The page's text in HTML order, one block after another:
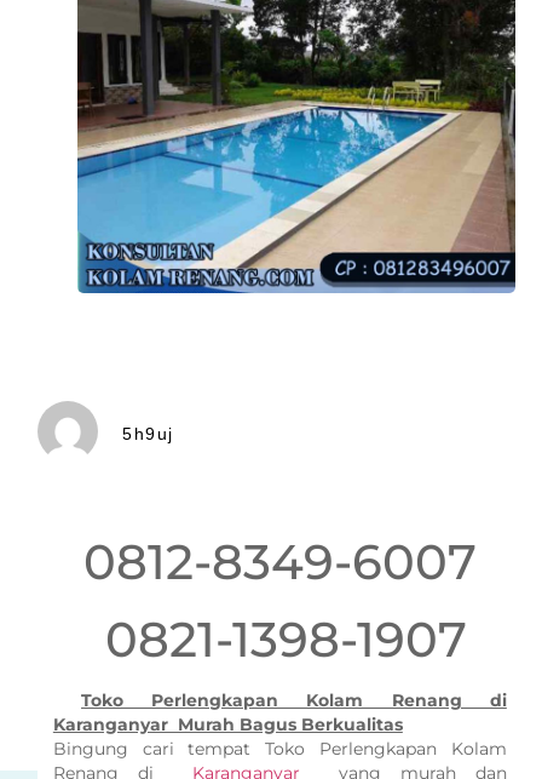
5h9uj
0812-8349-6007
0821-1398-1907
Toko Perlengkapan Kolam Renang di
Karanganyar Murah Bagus Berkualitas
Bingung cari tempat Toko Perlengkapan Kolam
Renang di Karanganyar yang murah dan